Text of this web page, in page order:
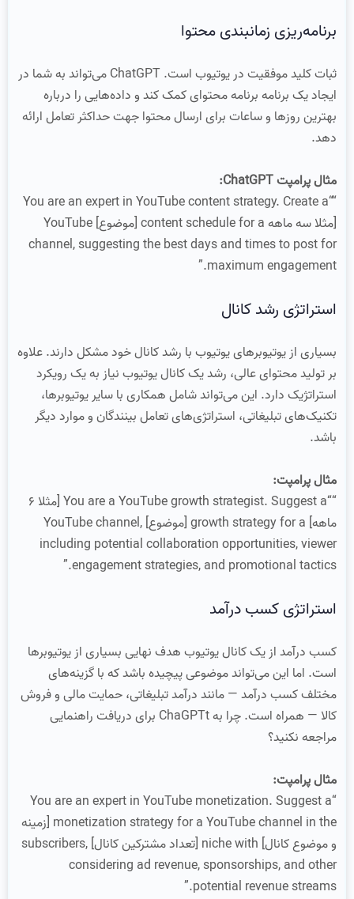
برنامه‌ریزی زمانبندی محتوا
ثبات کلید موفقیت در یوتیوب است. ChatGPT می‌تواند به شما در
ایجاد یک برنامه برنامه محتوای کمک کند و داده‌هایی را درباره
بهترین روزها و ساعات برای ارسال محتوا جهت حداکثر تعامل ارائه
دهد.
مثال پرامپت ChatGPT:
““You are an expert in YouTube content strategy. Create a
[مثلا سه ماهه content schedule for a [موضوع] YouTube
channel, suggesting the best days and times to post for
maximum engagement.”
استراتژی رشد کانال
بسیاری از یوتیوبرهای یوتیوب با رشد کانال خود مشکل دارند. علاوه
بر تولید محتوای عالی، رشد یک کانال یوتیوب نیاز به یک رویکرد
استراتژیک دارد. این می‌تواند شامل همکاری با سایر یوتیوبرها،
تکنیک‌های تبلیغاتی، استراتژی‌های تعامل بینندگان و موارد دیگر
باشد.
مثال پرامپت:
““You are a YouTube growth strategist. Suggest a [مثلا 6
ماهه] growth strategy for a [موضوع] YouTube channel,
including potential collaboration opportunities, viewer
engagement strategies, and promotional tactics.”
استراتژی کسب درآمد
کسب درآمد از یک کانال یوتیوب هدف نهایی بسیاری از یوتیوبرها
است. اما این می‌تواند موضوعی پیچیده باشد که با گزینه‌های
مختلف کسب درآمد — مانند درآمد تبلیغاتی، حمایت مالی و فروش
کالا — همراه است. چرا به ChaGPTt برای دریافت راهنمایی
مراجعه نکنید؟
مثال پرامپت:
“You are an expert in YouTube monetization. Suggest a
monetization strategy for a YouTube channel in the [زمینه
و موضوع کانال] niche with [تعداد مشترکین کانال] subscribers,
considering ad revenue, sponsorships, and other
potential revenue streams.”